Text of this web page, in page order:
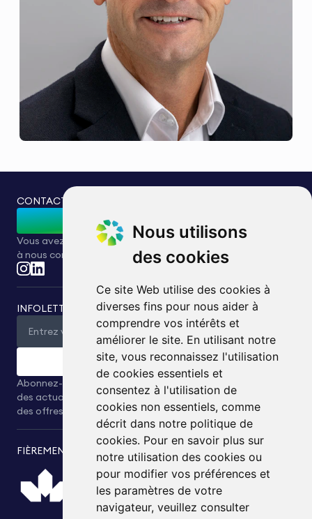
Nous utilisons
des cookies
Ce site Web utilise des cookies à
diverses fins pour nous aider à
comprendre vos intérêts et
améliorer le site. En utilisant notre
site, vous reconnaissez l'utilisation
de cookies essentiels et
consentez à l'utilisation de
cookies non essentiels, comme
décrit dans notre politique de
cookies. Pour en savoir plus sur
notre utilisation des cookies ou
pour modifier vos préférences et
les paramètres de votre
navigateur, veuillez consulter
CONTACTEZ-NOUS
Contactez-nous
Vous avez des questions ou des demandes ? N'hésitez pas
à nous contacter.
INFOLETTRE
Soumettre
Abonnez-vous à notre infolettre pour recevoir en exclusivité
des actualités, des informations relatives à l’industrie et
des offres spéciales directement dans votre messagerie.
FIÈREMENT PRÉSENTÉ PAR